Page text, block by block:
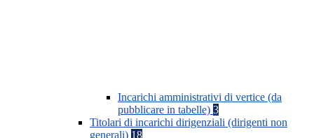
Incarichi amministrativi di vertice (da
pubblicare in tabelle) 3
Titolari di incarichi dirigenziali (dirigenti non
generali) 18